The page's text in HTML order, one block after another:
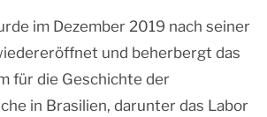
im Dezember 2019 nach seiner
und beherbergt das
für die Geschichte der
in Brasilien, darunter das Labor